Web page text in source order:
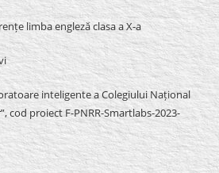
limba engleză clasa a X-a
inteligente a Colegiului Național
cod proiect F-PNRR-Smartlabs-2023-